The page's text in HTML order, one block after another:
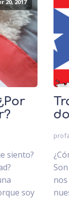
20, 2017
siento?
soy